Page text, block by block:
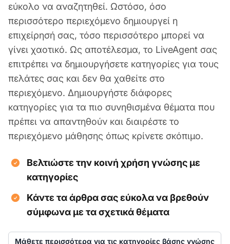
εύκολο να αναζητηθεί. Ωστόσο, όσο
περισσότερο περιεχόμενο δημιουργεί η
επιχείρησή σας, τόσο περισσότερο μπορεί να
γίνει χαοτικό. Ως αποτέλεσμα, το LiveAgent σας
επιτρέπει να δημιουργήσετε κατηγορίες για τους
πελάτες σας και δεν θα χαθείτε στο
περιεχόμενο. Δημιουργήστε διάφορες
κατηγορίες για τα πιο συνηθισμένα θέματα που
πρέπει να απαντηθούν και διαιρέστε το
περιεχόμενο μάθησης όπως κρίνετε σκόπιμο.
Βελτιώστε την κοινή χρήση γνώσης με
κατηγορίες
Κάντε τα άρθρα σας εύκολα να βρεθούν
σύμφωνα με τα σχετικά θέματα
Μάθετε περισσότερα για τις κατηγορίες βάσης γνώσης